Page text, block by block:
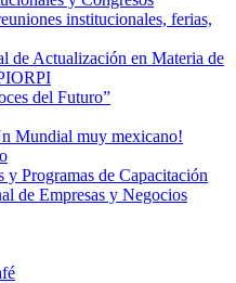
institucionales, ferias,
de Actualización en Materia de
del Futuro”
Mundial muy mexicano!
y Programas de Capacitación
de Empresas y Negocios